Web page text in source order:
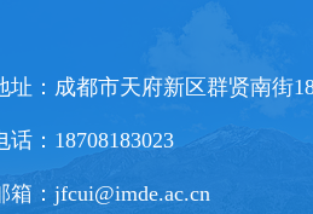
址： 成都市天府新区群贤南街
话： 18708183023
箱： jfcui@imde.ac.cn